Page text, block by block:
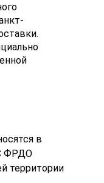
в
ФРДО
территории